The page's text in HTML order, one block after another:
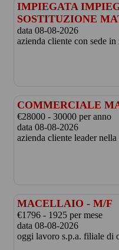
IMPIEGATA
SOSTITUZIONE
data 08-08-2026
azienda cliente con sede
COMMERCIALE
€28000 - 30000 per anno
data 08-08-2026
azienda cliente leader
MACELLAIO - M/F
€1796 - 1925 per mese
data 08-08-2026
oggi lavoro s.p.a. filiale di